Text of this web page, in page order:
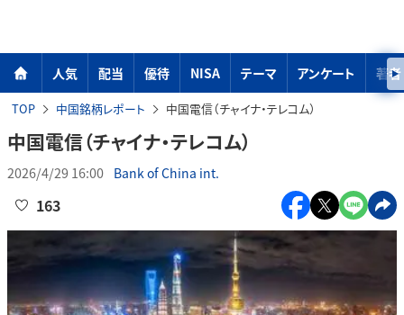
人気 配当 優待 NISA テーマ アンケート 著者
TOP 中国銘柄レポート 中国電信（チャイナ・テレコム）
中国電信（チャイナ・テレコム）
2026/4/29 16:00 Bank of China int.
163